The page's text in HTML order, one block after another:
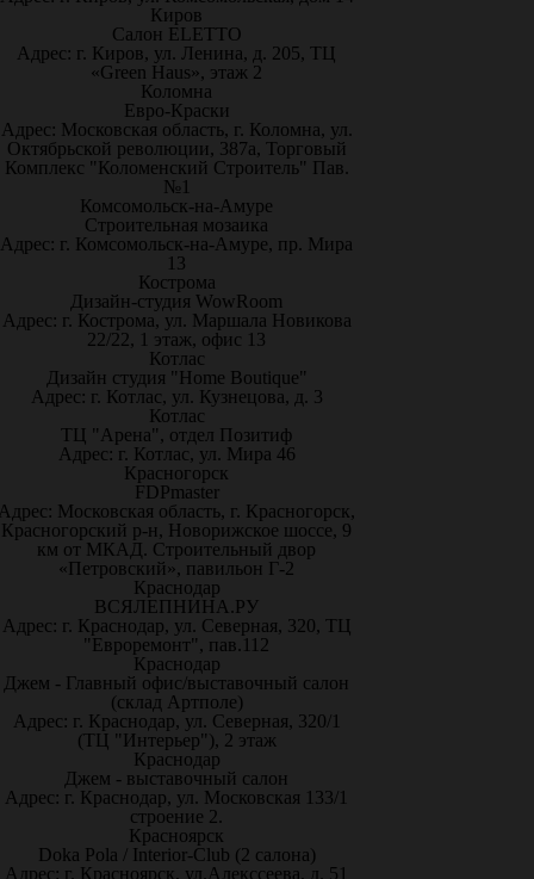
Киров
Салон ELETTO
Адрес: г. Киров, ул. Ленина, д. 205, ТЦ
«Green Haus», этаж 2
Коломна
Евро-Краски
Адрес: Московская область, г. Коломна, ул.
Октябрьской революции, 387а, Торговый
Комплекс "Коломенский Строитель" Пав.
№1
Комсомольск-на-Амуре
Строительная мозаика
Адрес: г. Комсомольск-на-Амуре, пр. Мира
13
Кострома
Дизайн-студия WowRoom
Адрес: г. Кострома, ул. Маршала Новикова
22/22, 1 этаж, офис 13
Котлас
Дизайн студия "Home Boutique"
Адрес: г. Котлас, ул. Кузнецова, д. 3
Котлас
ТЦ "Арена", отдел Позитиф
Адрес: г. Котлас, ул. Мира 46
Красногорск
FDPmaster
Московская область, г. Красногорск,
Красногорский р-н, Новорижское шоссе, 9
км от МКАД. Строительный двор
«Петровский», павильон Г-2
Краснодар
ВСЯЛЕПНИНА.РУ
Адрес: г. Краснодар, ул. Северная, 320, ТЦ
"Евроремонт", пав.112
Краснодар
Джем - Главный офис/выставочный салон
(склад Артполе)
Адрес: г. Краснодар, ул. Северная, 320/1
(ТЦ "Интерьер"), 2 этаж
Краснодар
Джем - выставочный салон
Адрес: г. Краснодар, ул. Московская 133/1
строение 2.
Красноярск
Doka Pola / Interior-Club (2 салона)
Адрес: г. Красноярск, ул.Алекссеева, д. 51